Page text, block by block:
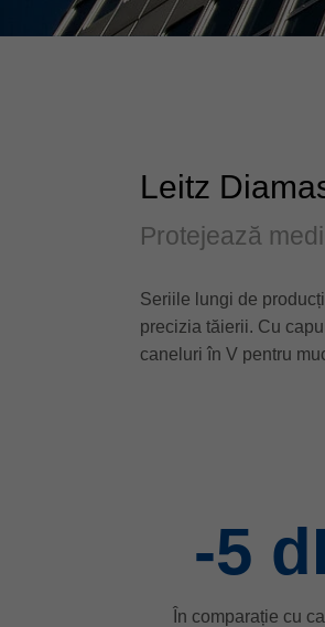
Leitz
Protejează
Seriile lungi de
precizia tăierii. Cu
caneluri în V pentru
-5
În comparație cu